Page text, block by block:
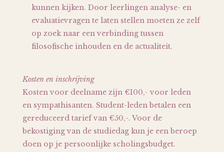
kunnen kijken. Door leerlingen analyse- en
evaluatievragen te laten stellen moeten ze zelf
op zoek naar een verbinding tussen
filosofische inhouden en de actualiteit.
Kosten en inschrijving
Kosten voor deelname zijn €100,- voor leden
en sympathisanten. Student-leden betalen een
gereduceerd tarief van €50,-. Voor de
bekostiging van de studiedag kun je een beroep
doen op je persoonlijke scholingsbudget.